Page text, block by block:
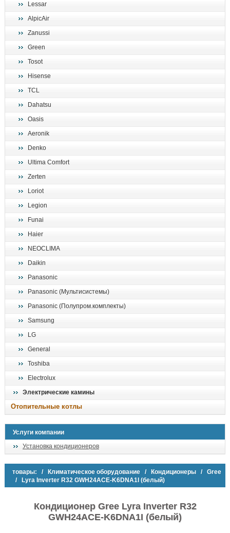
Lessar
AlpicAir
Zanussi
Green
Tosot
Hisense
TCL
Dahatsu
Oasis
Aeronik
Denko
Ultima Comfort
Zerten
Loriot
Legion
Funai
Haier
NEOCLIMA
Daikin
Panasonic
Panasonic (Мультисистемы)
Panasonic (Полупром.комплекты)
Samsung
LG
General
Toshiba
Electrolux
Электрические камины
Отопительные котлы
Услуги компании
Установка кондиционеров
товары: / Климатическое оборудование / Кондиционеры / Gree
/ Lyra Inverter R32 GWH24ACE-K6DNA1I (белый)
Кондиционер Gree Lyra Inverter R32
GWH24ACE-K6DNA1I (белый)